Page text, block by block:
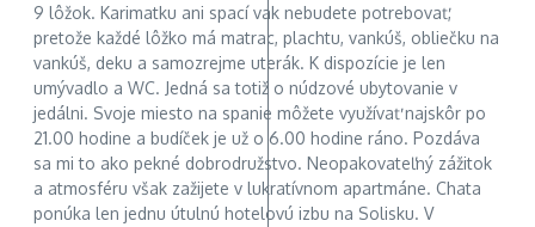
9 lôžok. Karimatku ani spací vak nebudete potrebovať,
pretože každé lôžko má matrac, plachtu, vankúš, obliečku na
vankúš, deku a samozrejme uterák. K dispozície je len
umývadlo a WC. Jedná sa totiž o núdzové ubytovanie v
jedálni. Svoje miesto na spanie môžete využívať najskôr po
21.00 hodine a budíček je už o 6.00 hodine ráno. Pozdáva
sa mi to ako pekné dobrodružstvo. Neopakovateľný zážitok
a atmosféru však zažijete v lukratívnom apartmáne. Chata
ponúka len jednu útulnú hotelovú izbu na Solisku. V